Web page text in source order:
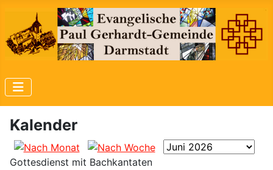
Kalender
Gottesdienst mit Bachkantaten